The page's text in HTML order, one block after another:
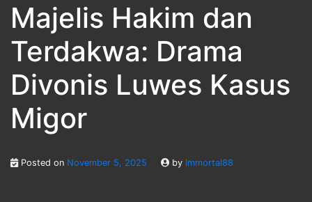
Majelis Hakim dan
Terdakwa: Drama
Divonis Luwes Kasus
Migor
Posted on November 5, 2025 by Immortal88